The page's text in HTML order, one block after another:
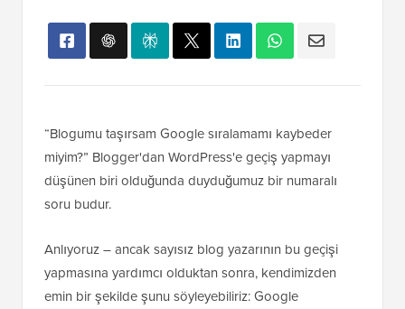
“Blogumu taşırsam Google sıralamamı kaybeder
miyim?” Blogger'dan WordPress'e geçiş yapmayı
düşünen biri olduğunda duyduğumuz bir numaralı
soru budur.
Anlıyoruz – ancak sayısız blog yazarının bu geçişi
yapmasına yardımcı olduktan sonra, kendimizden
emin bir şekilde şunu söyleyebiliriz: Google